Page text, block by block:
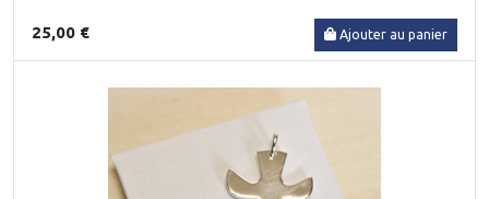
25,00 € Ajouter au panier